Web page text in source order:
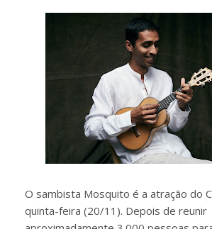
O sambista Mosquito é a atração do
quinta-feira (20/11). Depois de reunir